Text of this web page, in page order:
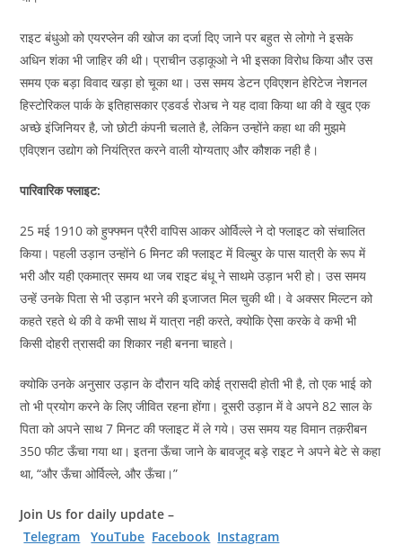
राइट बंधुओ को एयरप्लेन की खोज का दर्जा दिए जाने पर बहुत से लोगो ने इसके
अधिन शंका भी जाहिर की थी। प्राचीन उड़ाकूओ ने भी इसका विरोध किया और उस
समय एक बड़ा विवाद खड़ा हो चूका था। उस समय डेटन एविएशन हेरिटेज नेशनल
हिस्टोरिकल पार्क के इतिहासकार एडवर्ड रोअच ने यह दावा किया था की वे खुद एक
अच्छे इंजिनियर है, जो छोटी कंपनी चलाते है, लेकिन उन्होंने कहा था की मुझमे
एविएशन उद्योग को नियंत्रित करने वाली योग्यताए और कौशक नही है।
पारिवारिक फ्लाइट:
25 मई 1910 को हुफ्फ्मन प्रैरी वापिस आकर ओर्विल्ले ने दो फ्लाइट को संचालित
किया। पहली उड़ान उन्होंने 6 मिनट की फ्लाइट में विल्बुर के पास यात्री के रूप में
भरी और यही एकमात्र समय था जब राइट बंधू ने साथमे उड़ान भरी हो। उस समय
उन्हें उनके पिता से भी उड़ान भरने की इजाजत मिल चुकी थी। वे अक्सर मिल्टन को
कहते रहते थे की वे कभी साथ में यात्रा नही करते, क्योकि ऐसा करके वे कभी भी
किसी दोहरी त्रासदी का शिकार नही बनना चाहते।
क्योकि उनके अनुसार उड़ान के दौरान यदि कोई त्रासदी होती भी है, तो एक भाई को
तो भी प्रयोग करने के लिए जीवित रहना होंगा। दूसरी उड़ान में वे अपने 82 साल के
पिता को अपने साथ 7 मिनट की फ्लाइट में ले गये। उस समय यह विमान तक़रीबन
350 फीट ऊँचा गया था। इतना ऊँचा जाने के बावजूद बड़े राइट ने अपने बेटे से कहा
था, “और ऊँचा ओर्विल्ले, और ऊँचा।”
Join Us for daily update –
Telegram
YouTube Facebook Instagram